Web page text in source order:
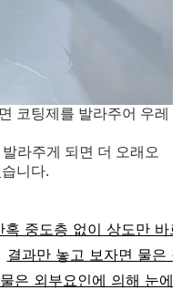
코팅제를 발라주어 우레
라주게 되면 더 오래오
니다.
혹 중도층 없이 상도만 바
결과만 놓고 보자면 물은
은 외부요인에 의해 눈에